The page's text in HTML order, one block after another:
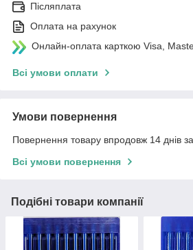
Післяплата
Оплата на рахунок
Онлайн-оплата карткою Visa,
Всі умови оплати
Умови повернення
Повернення товару впродовж 14 днів
Всі умови повернення
Подібні товари компанії